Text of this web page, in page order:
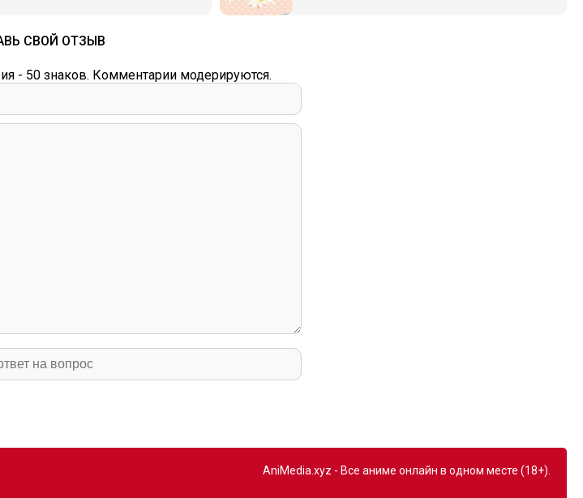
СВОЙ ОТЗЫВ
- 50 знаков. Комментарии модерируются.
AniMedia.xyz - Все аниме онлайн в одном месте (18+).